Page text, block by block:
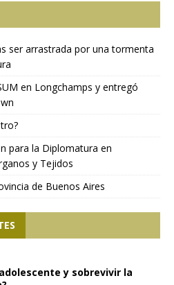
ser arrastrada por una tormenta
en Longchamps y entregó
para la Diplomatura en
y Tejidos
de Buenos Aires
y sobrevivir la